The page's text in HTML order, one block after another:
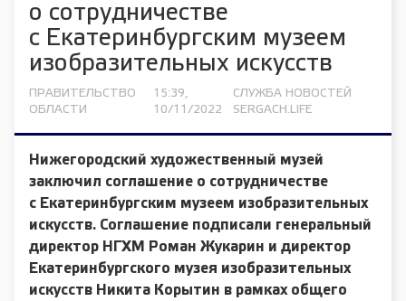
о сотрудничестве
с Екатеринбургским музеем
изобразительных искусств
ПРАВИТЕЛЬСТВО
ОБЛАСТИ
15:39,
10/11/2022
СЛУЖБА НОВОСТЕЙ
SERGACH.LIFE
Нижегородский художественный музей
заключил соглашение о сотрудничестве
с Екатеринбургским музеем изобразительных
искусств. Соглашение подписали генеральный
директор НГХМ
Роман Жукарин и директор
Екатеринбургского музея изобразительных
искусств Никита Корытин в рамках общего